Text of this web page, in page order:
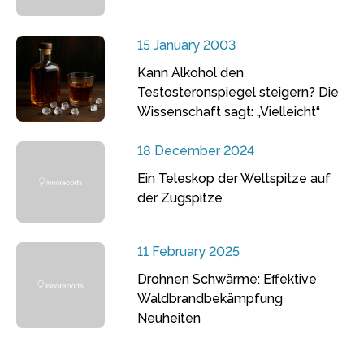
15 January 2003
Kann Alkohol den
Testosteronspiegel steigern? Die
Wissenschaft sagt: „Vielleicht“
18 December 2024
Ein Teleskop der Weltspitze auf
der Zugspitze
11 February 2025
Drohnen Schwärme: Effektive
Waldbrandbekämpfung
Neuheiten